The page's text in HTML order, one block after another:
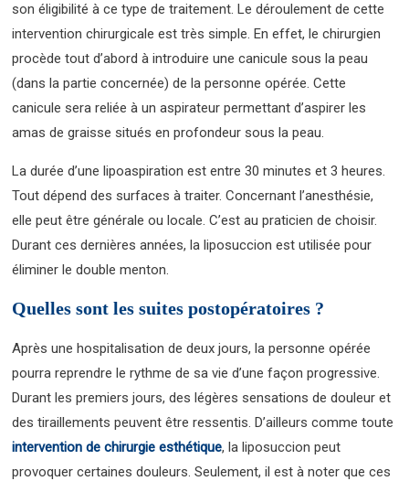
son éligibilité à ce type de traitement. Le déroulement de cette
intervention chirurgicale est très simple. En effet, le chirurgien
procède tout d’abord à introduire une canicule sous la peau
(dans la partie concernée) de la personne opérée. Cette
canicule sera reliée à un aspirateur permettant d’aspirer les
amas de graisse situés en profondeur sous la peau.
La durée d’une lipoaspiration est entre 30 minutes et 3 heures.
Tout dépend des surfaces à traiter. Concernant l’anesthésie,
elle peut être générale ou locale. C’est au praticien de choisir.
Durant ces dernières années, la liposuccion est utilisée pour
éliminer le double menton.
Quelles sont les suites postopératoires ?
Après une hospitalisation de deux jours, la personne opérée
pourra reprendre le rythme de sa vie d’une façon progressive.
Durant les premiers jours, des légères sensations de douleur et
des tiraillements peuvent être ressentis. D’ailleurs comme toute
intervention de chirurgie esthétique, la liposuccion peut
provoquer certaines douleurs. Seulement, il est à noter que ces